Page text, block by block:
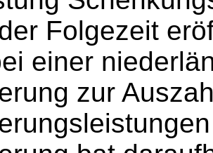
Folgezeit
einer
zur